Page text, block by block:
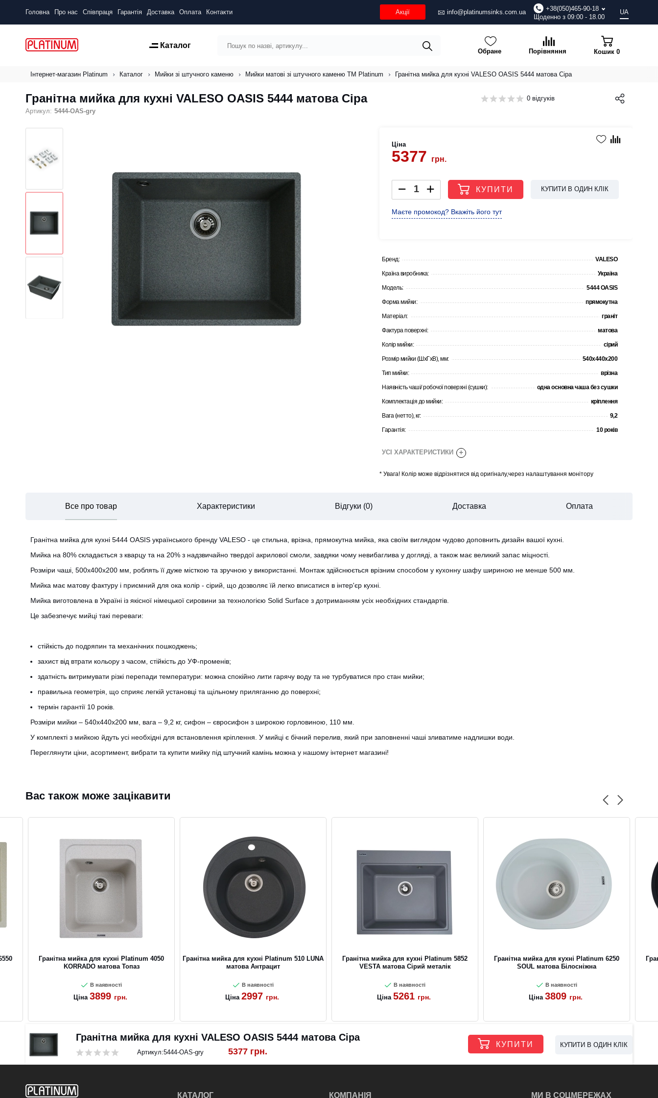
Головна Про нас Співпраця Гарантія Доставка Оплата Контакти Акції info@platinumsinks.com.ua
+38(050)465-90-18
Щоденно з 09:00 - 18.00
UA
Каталог
Обране Порівняння Кошик 0
Інтернет-магазин Platinum Каталог Мийки зі штучного каменю Мийки матові зі штучного каменю ТМ Platinum Гранітна мийка для кухні VALESO OASIS 5444 матова Сіра
Гранітна мийка для кухні VALESO OASIS 5444 матова Сіра
Артикул: 5444-OAS-gry
0 відгуків
Ціна
5377 грн.
КУПИТИ КУПИТИ В ОДИН КЛІК
Маєте промокод? Вкажіть його тут
Бренд: VALESO
Країна виробника: Україна
Модель: 5444 OASIS
Форма мийки: прямокутна
Матеріал: граніт
Фактура поверхні: матова
Колір мийки: сірий
Розмір мийки (ШхГхВ), мм: 540x440x200
Тип мийки: врізна
Наявність чаші/ робочої поверхні (сушки): одна основна чаша без сушки
Комплектація до мийки: кріплення
Вага (нетто), кг: 9,2
Гарантія: 10 років
УСІ ХАРАКТЕРИСТИКИ +
*Увага! Колір може відрізнятися від оригіналу,через налаштування монітору
Все про товар Характеристики Відгуки (0) Доставка Оплата
Гранітна мийка для кухні 5444 OASIS українського бренду VALESO - це стильна, врізна, прямокутна мийка, яка своїм виглядом чудово доповнить дизайн вашої кухні.
Мийка на 80% складається з кварцу та на 20% з надзвичайно твердої акрилової смоли, завдяки чому невибаглива у догляді, а також має великий запас міцності.
Розміри чаші, 500х400х200 мм, роблять її дуже місткою та зручною у використанні. Монтаж здійснюється врізним способом у кухонну шафу шириною не менше 500 мм.
Мийка має матову фактуру і приємний для ока колір - сірий, що дозволяє їй легко вписатися в інтер'єр кухні.
Мийка виготовлена ​​в Україні із якісної німецької сировини за технологією Solid Surface з дотриманням усіх необхідних стандартів.
Це забезпечує мийці такі переваги:
стійкість до подряпин та механічних пошкоджень;
захист від втрати кольору з часом, стійкість до УФ-променів;
здатність витримувати різкі перепади температури: можна спокійно лити гарячу воду та не турбуватися про стан мийки;
правильна геометрія, що сприяє легкій установці та щільному приляганню до поверхні;
термін гарантії 10 років.
Розміри мийки – 540х440х200 мм, вага – 9,2 кг, сифон – євросифон з широкою горловиною, 110 мм.
У комплекті з мийкою йдуть усі необхідні для встановлення кріплення. У мийці є бічний перелив, який при заповненні чаші зливатиме надлишки води.
Переглянути ціни, асортимент, вибрати та купити мийку під штучний камінь можна у нашому інтернет магазині!
Вас також може зацікавити
Гранітна мийка для кухні Platinum 4050
KORRADO матова Топаз
В наявності
Ціна 3899 грн.
Гранітна мийка для кухні Platinum 510 LUNA
матова Антрацит
В наявності
Ціна 2997 грн.
Гранітна мийка для кухні Platinum 5852
VESTA матова Сірий металік
В наявності
Ціна 5261 грн.
Гранітна мийка для кухні Platinum 6250
SOUL матова Білосніжна
В наявності
Ціна 3809 грн.
Гранітна мийка для кухні VALESO OASIS 5444 матова Сіра
Артикул:5444-OAS-gry 5377 грн.
КУПИТИ КУПИТИ В ОДИН КЛІК
КАТАЛОГ КОМПАНІЯ МИ В СОЦМЕРЕЖАХ
CANCEL